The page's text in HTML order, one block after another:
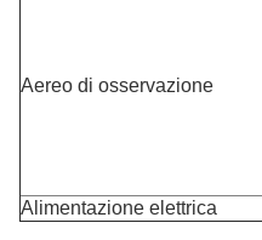
Aereo di osservazione
Alimentazione elettrica